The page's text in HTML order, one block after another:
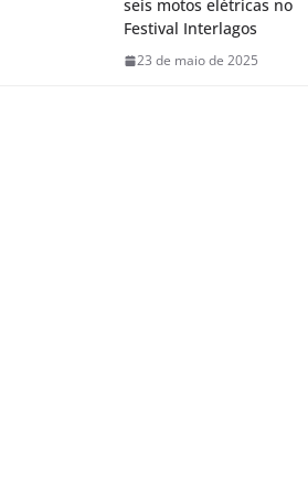
seis motos elétricas no
Festival Interlagos
23 de maio de 2025